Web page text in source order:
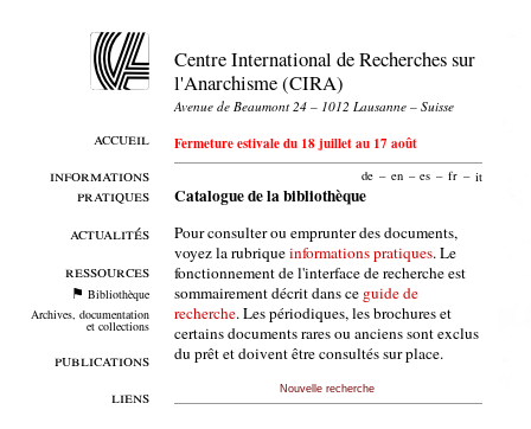
accueil
informations
pratiques
actualités
ressources
Bibliothèque
Archives, documentation
et collections
publications
liens
Centre International de Recherches sur
l'Anarchisme (CIRA)
Avenue de Beaumont 24 – 1012 Lausanne – Suisse
Fermeture estivale du 18 juillet au 17 août
de – en – es – fr – it
Catalogue de la bibliothèque
Pour consulter ou emprunter des documents,
voyez la rubriqueinformations pratiques. Le
fonctionnement de l'interface de recherche est
sommairement décrit dans ce guide de
recherche. Les périodiques, les brochures et
certains documents rares ou anciens sont exclus
du prêt et doivent être consultés sur place.
Nouvelle recherche